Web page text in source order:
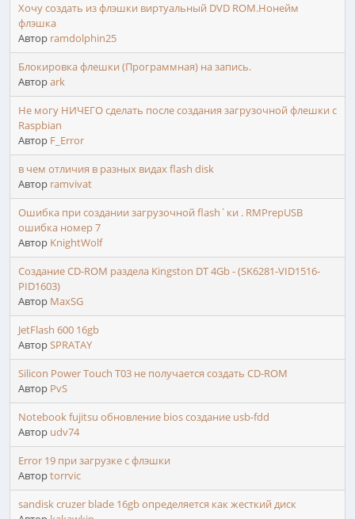
Хочу создать из флэшки виртуальный DVD ROM.Нонейм
флэшка
Автор ramdolphin25
Блокировка флешки (Программная) на запись.
Авторark
Не могу НИЧЕГО сделать после создания загрузочной флешки с
Raspbian
Автор F_Error
в чем отличия в разных видах flash disk
Автор ramvivat
Ошибка при создании загрузочной flash`ки . RMPrepUSB
ошибка номер 7
Автор KnightWolf
Создание CD-ROM раздела Kingston DT 4Gb - (SK6281-VID1516-
PID1603)
Автор MaxSG
JetFlash 600 16gb
АвторSPRATAY
Silicon Power Touch T03 не получается создать CD-ROM
Автор PvS
Notebook fujitsu обновление bios создание usb-fdd
Автор udv74
Error 19 при загрузке с флэшки
Авторtorrvic
sandisk cruzer blade 16gb определяется как жесткий диск